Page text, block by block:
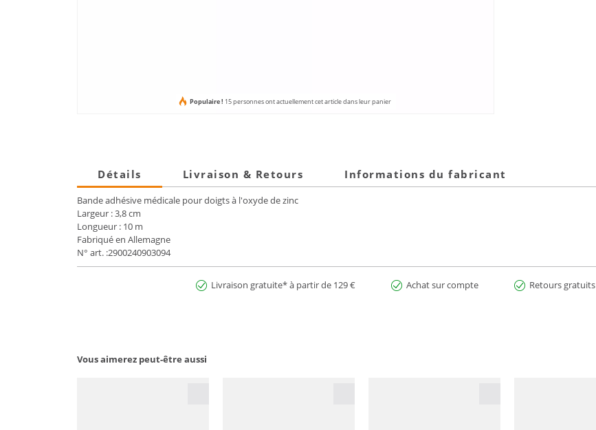
Populaire ! 15 personnes ont actuellement cet article dans leur panier
Détails Livraison & Retours Informations du fabricant
Bande adhésive médicale pour doigts à l'oxyde de zinc
Largeur : 3,8 cm
Longueur : 10 m
Fabriqué en Allemagne
N° art. :2900240903094
Livraison gratuite* à partir de 129 € Achat sur compte Retours gratuits
Vous aimerez peut-être aussi